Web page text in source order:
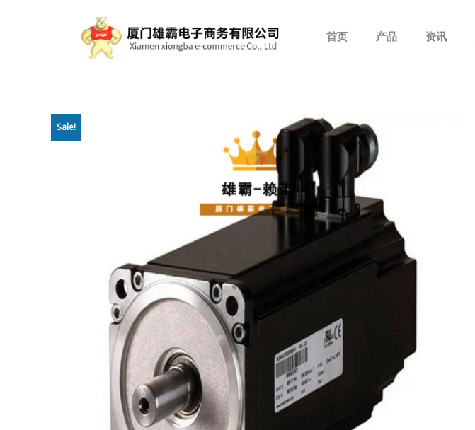
首页 产品
GE
AMAT
Bently Nevada
Enterasys
资讯
Sale!